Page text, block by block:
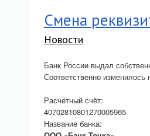
Смена
Новости
Банк России выдал
Соответственно
Расчётный счёт:
40702810801270005965
Название банка: